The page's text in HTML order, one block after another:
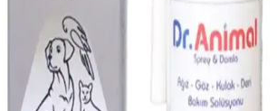
noktalar hakkında bilgiler içerir.
doğru ürün seçimi önemlidir.
Güvenli ve Etkili Kullanım
Bahçenizi Koruyun